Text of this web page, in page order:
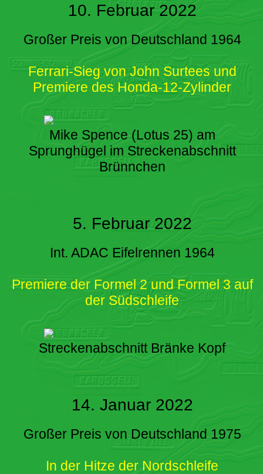
10. Februar 2022
Großer Preis von Deutschland 1964
Ferrari-Sieg von John Surtees und
Premiere des Honda-12-Zylinder
Mike Spence (Lotus 25) am
Sprunghügel im Streckenabschnitt
Brünnchen
5. Februar 2022
Int. ADAC Eifelrennen 1964
Premiere der Formel 2 und Formel 3 auf
der Südschleife
Streckenabschnitt Bränke Kopf
14. Januar 2022
Großer Preis von Deutschland 1975
In der Hitze der Nordschleife